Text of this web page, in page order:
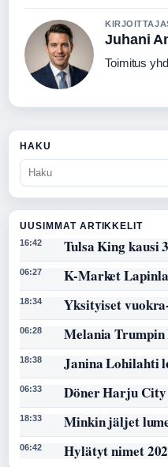
Juhani
Toimitus
HAKU
UUSIMMAT ARTIKKELIT
16:42 Tulsa King kausi
06:27 K-Market
18:34 Yksityiset
06:28 Melania Trumpin
18:38 Janina Lohilahti
06:33 Döner Harju
18:33 Minkin jäljet
06:42 Hylätyt nimet